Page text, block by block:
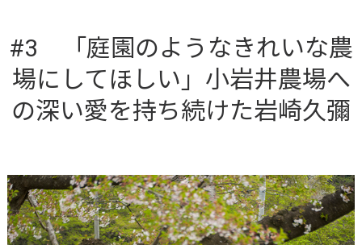
#3 「庭園のようなきれいな農
場にしてほしい」小岩井農場へ
の深い愛を持ち続けた岩崎久彌